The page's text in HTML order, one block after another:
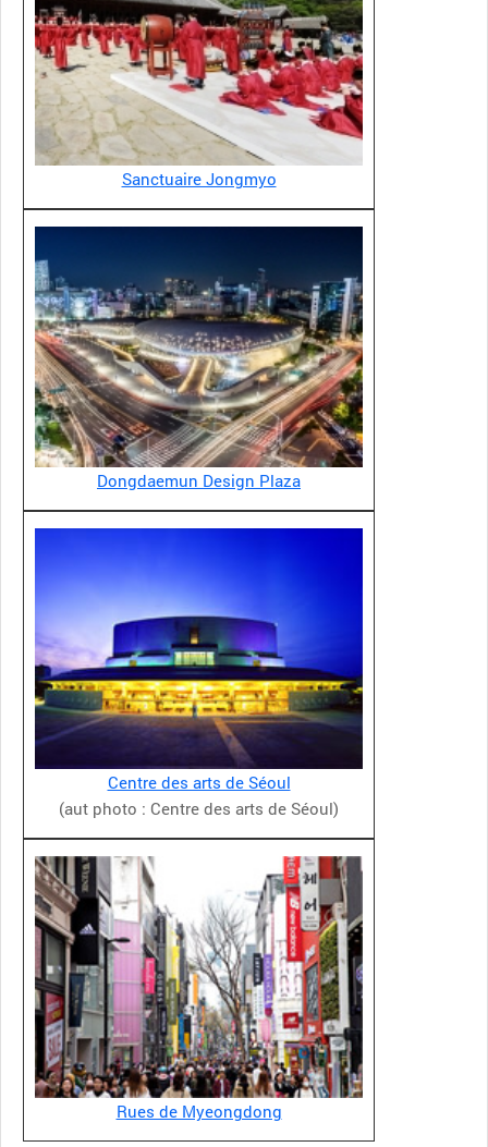
Sanctuaire Jongmyo
Dongdaemun Design Plaza
Centre des arts de Séoul
(aut photo : Centre des arts de Séoul)
Rues de Myeongdong